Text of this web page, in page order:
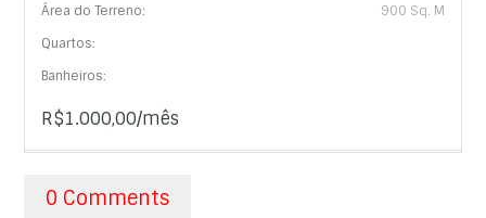
Área do Terreno:
900 Sq. M
Quartos:
Banheiros:
R$1.000,00/mês
0 Comments